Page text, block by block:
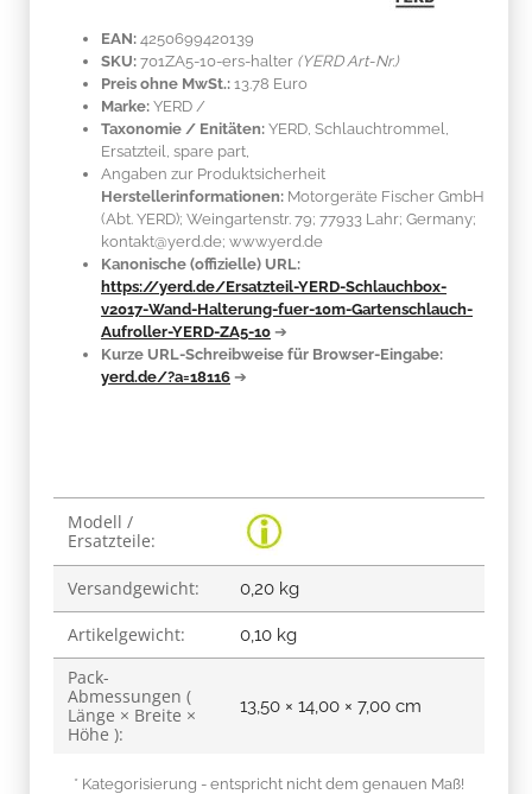
EAN: 4250699420139
SKU: 701ZA5-10-ers-halter (YERD Art-Nr.)
Preis ohne MwSt.: 13.78 Euro
Marke: YERD /
Taxonomie / Enitäten: YERD, Schlauchtrommel,
Ersatzteil, spare part,
Angaben zur Produktsicherheit
Herstellerinformationen: Motorgeräte Fischer GmbH
(Abt. YERD); Weingartenstr. 79; 77933 Lahr; Germany;
kontakt@yerd.de; www.yerd.de
Kanonische (offizielle) URL:
https://yerd.de/Ersatzteil-YERD-Schlauchbox-
v2017-Wand-Halterung-fuer-10m-Gartenschlauch-
Aufroller-YERD-ZA5-10 ➔
Kurze URL-Schreibweise für Browser-Eingabe:
yerd.de/?a=18116 ➔
Produkteigenschaft
Wert
Modell /
Ersatzteile:
Versandgewicht: 0,20 kg
Artikelgewicht: 0,10 kg
Pack-
Abmessungen (
Länge × Breite ×
Höhe ):
13,50 × 14,00 × 7,00 cm
* Kategorisierung - entspricht nicht dem genauen Maß!